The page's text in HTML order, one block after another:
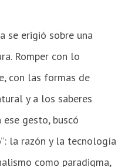
se erigió sobre una
Romper con lo
con las formas de
y a los saberes
gesto, buscó
la razón y la tecnología
como paradigma,